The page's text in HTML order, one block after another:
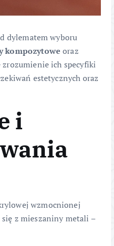
dylematem wyboru
kompozytowe oraz
zrozumienie ich specyfiki
estetycznych oraz
i
wzmocnionej
się z mieszaniny metali –